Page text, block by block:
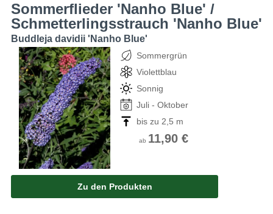
Sommerflieder 'Nanho Blue' /
Schmetterlingsstrauch 'Nanho Blue'
Buddleja davidii 'Nanho Blue'
Sommergrün
Violettblau
Sonnig
Juli - Oktober
bis zu 2,5 m
ab 11,90 €
Zu den Produkten